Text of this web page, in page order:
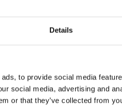
Details
to provide social media
social media, advertising and
or that they’ve collected from